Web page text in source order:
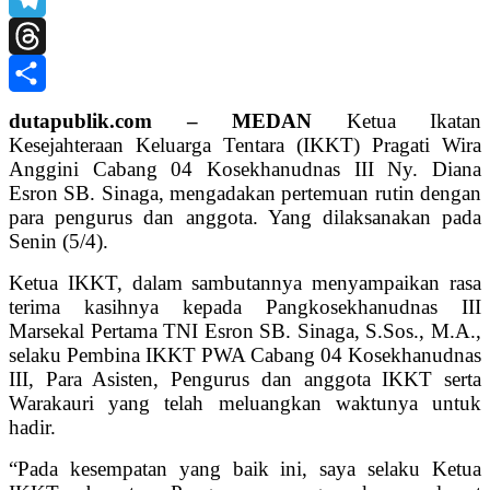
Telegram
Threads
Share
dutapublik.com – MEDAN Ketua Ikatan
Kesejahteraan Keluarga Tentara (IKKT) Pragati Wira
Anggini Cabang 04 Kosekhanudnas III Ny. Diana
Esron SB. Sinaga, mengadakan pertemuan rutin dengan
para pengurus dan anggota. Yang dilaksanakan pada
Senin (5/4).
Ketua IKKT, dalam sambutannya menyampaikan rasa
terima kasihnya kepada Pangkosekhanudnas III
Marsekal Pertama TNI Esron SB. Sinaga, S.Sos., M.A.,
selaku Pembina IKKT PWA Cabang 04 Kosekhanudnas
III, Para Asisten, Pengurus dan anggota IKKT serta
Warakauri yang telah meluangkan waktunya untuk
hadir.
“Pada kesempatan yang baik ini, saya selaku Ketua